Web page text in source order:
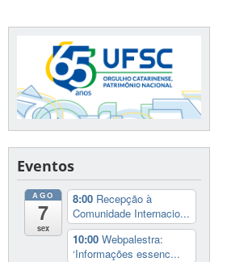
Eventos
AGO
7
sex
8:00 Recepção à
Comunidade Internacio...
10:00 Webpalestra:
‘Informações essenc...